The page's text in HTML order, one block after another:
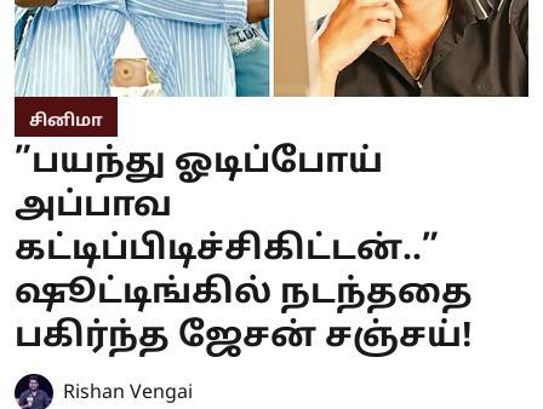
சினிமா
”பயந்து ஓடிப்போய்
அப்பாவ
கட்டிப்பிடிச்சிகிட்டன்..”
ஷூட்டிங்கில் நடந்ததை
பகிர்ந்த ஜேசன் சஞ்சய்!
Rishan Vengai